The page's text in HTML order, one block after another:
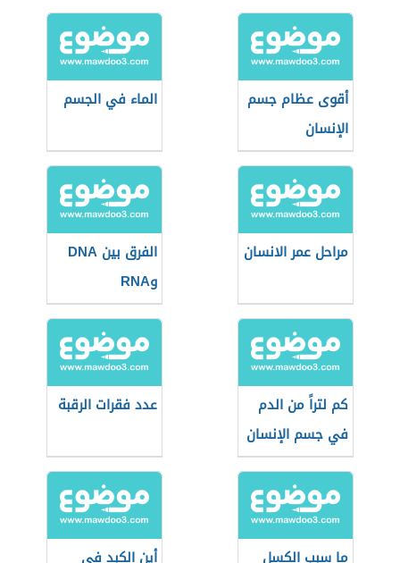
أقوى عظام جسم
الإنسان
الماء في الجسم
مراحل عمر الانسان
الفرق بين DNA
وRNA
كم لتراً من الدم
في جسم الإنسان
عدد فقرات الرقبة
ما سبب الكسل
أين الكبد في